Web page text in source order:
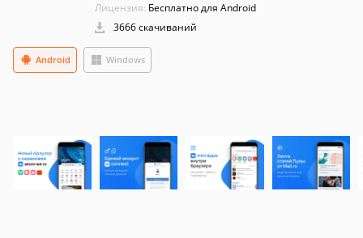
Лицензия: Бесплатно для Android
3666 скачиваний
Windows
Android